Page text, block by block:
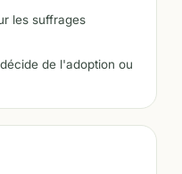
les suffrages
de l'adoption ou